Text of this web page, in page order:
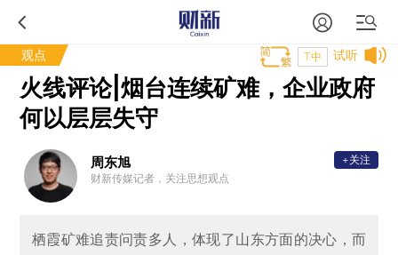
观点 试听
T中
火线评论|烟台连续矿难，企业政府
何以层层失守
周东旭
财新传媒记者，关注思想观点
+关注
栖霞矿难追责问责多人，体现了山东方面的决心，而